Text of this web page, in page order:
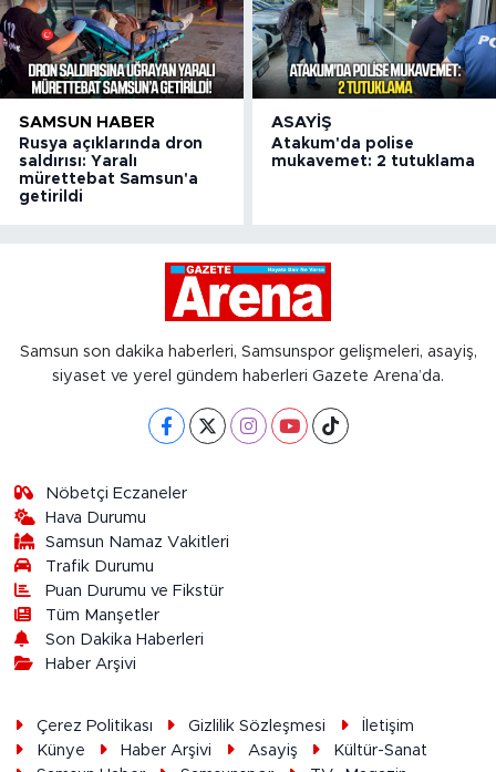
SAMSUN HABER
Rusya açıklarında dron
saldırısı: Yaralı
mürettebat Samsun'a
getirildi
ASAYIŞ
Atakum'da polise
mukavemet: 2 tutuklama
Samsun son dakika haberleri, Samsunspor gelişmeleri, asayiş,
siyaset ve yerel gündem haberleri Gazete Arena’da.
Nöbetçi Eczaneler
Hava Durumu
Samsun Namaz Vakitleri
Trafik Durumu
Puan Durumu ve Fikstür
Tüm Manşetler
Son Dakika Haberleri
Haber Arşivi
Çerez Politikası Gizlilik Sözleşmesi
İletişim
Künye
Haber Arşivi Asayiş
Kültür-Sanat